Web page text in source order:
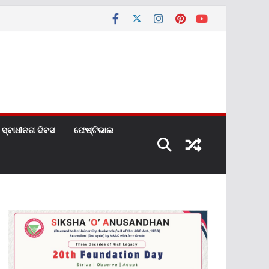
ସ୍ବାଧୀନତା ଦିବସ ଫେଷ୍ଟିଭାଲ